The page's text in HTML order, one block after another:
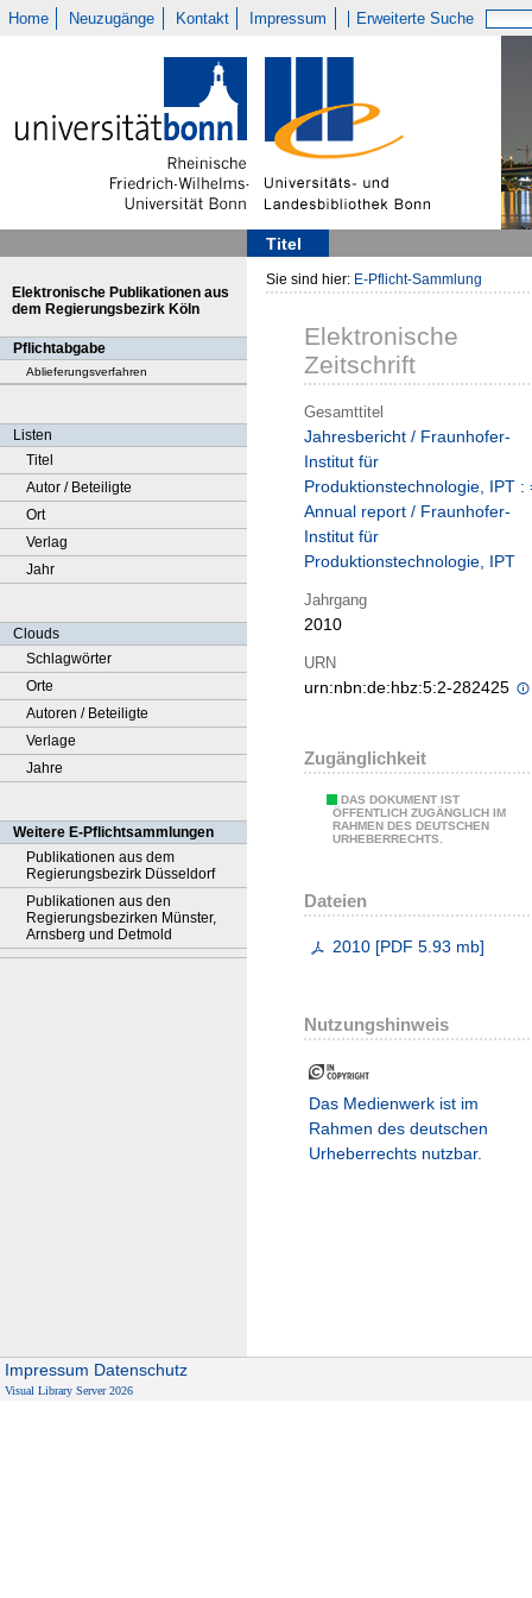
Home Neuzugänge Kontakt Impressum Erweiterte Suche
Titel
Elektronische Publikationen aus
dem Regierungsbezirk Köln
Pflichtabgabe
Ablieferungsverfahren
Listen
Titel
Autor / Beteiligte
Ort
Verlag
Jahr
Clouds
Schlagwörter
Orte
Autoren / Beteiligte
Verlage
Jahre
Weitere E-Pflichtsammlungen
Publikationen aus dem
Regierungsbezirk Düsseldorf
Publikationen aus den
Regierungsbezirken Münster,
Arnsberg und Detmold
Sie sind hier: E-Pflicht-Sammlung
Elektronische
Zeitschrift
Gesamttitel
Jahresbericht / Fraunhofer-
Institut für
Produktionstechnologie, IPT :
Annual report / Fraunhofer-
Institut für
Produktionstechnologie, IPT
Jahrgang
2010
URN
urn:nbn:de:hbz:5:2-282425
Zugänglichkeit
DAS DOKUMENT IST
ÖFFENTLICH ZUGÄNGLICH IM
RAHMEN DES DEUTSCHEN
URHEBERRECHTS.
Dateien
2010 [PDF 5.93 mb]
Nutzungshinweis
Das Medienwerk ist im
Rahmen des deutschen
Urheberrechts nutzbar.
Impressum Datenschutz
Visual Library Server 2026